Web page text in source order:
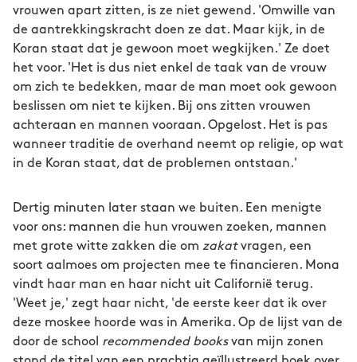
vrouwen apart zitten, is ze niet gewend. 'Omwille van
de aantrekkingskracht doen ze dat. Maar kijk, in de
Koran staat dat je gewoon moet wegkijken.' Ze doet
het voor. 'Het is dus niet enkel de taak van de vrouw
om zich te bedekken, maar de man moet ook gewoon
beslissen om niet te kijken. Bij ons zitten vrouwen
achteraan en mannen vooraan. Opgelost. Het is pas
wanneer traditie de overhand neemt op religie, op wat
in de Koran staat, dat de problemen ontstaan.'
Dertig minuten later staan we buiten. Een menigte
voor ons: mannen die hun vrouwen zoeken, mannen
met grote witte zakken die om zakatvragen, een
soort aalmoes om projecten mee te financieren. Mona
vindt haar man en haar nicht uit Californië terug.
'Weet je,' zegt haar nicht, 'de eerste keer dat ik over
deze moskee hoorde was in Amerika. Op de lijst van de
door de school recommended booksvan mijn zonen